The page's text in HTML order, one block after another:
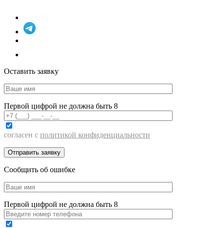
Оставить заявку
Первой цифрой не должна быть 8
согласен с политикой конфиденциальности
Сообщить об ошибке
Первой цифрой не должна быть 8